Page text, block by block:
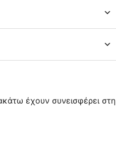
έχουν συνεισφέρει στη